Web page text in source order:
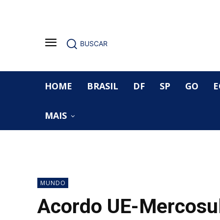
BUSCAR
HOME BRASIL DF SP GO
MAIS
MUNDO
Acordo UE-